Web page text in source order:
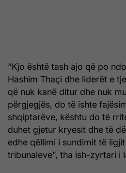
“Kjo është tash ajo që po
Hashim Thaçi dhe liderët e
që nuk kanë ditur dhe nuk
përgjegjës, do të ishte
shqiptarëve, kështu do të
duhet gjetur kryesit dhe të
edhe qëllimi i sundimit të
tribunaleve”, tha ish-zyrtari i